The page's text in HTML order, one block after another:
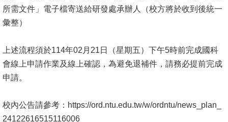
所需文件」電子檔寄送給研發處承辦人（校方將於收到後統一
彙整）
上述流程須於114年02月21日（星期五）下午5時前完成國科
會線上申請作業及線上確認，為避免退補件，請務必提前完成
申請。
校內公告請參考： https://ord.ntu.edu.tw/w/ordntu/news_plan_
24122616515116006